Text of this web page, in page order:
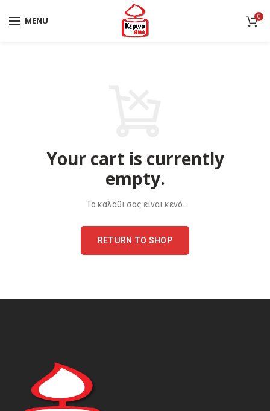
MENU 0
Your cart is currently
empty.
Το καλάθι σας είναι κενό.
RETURN TO SHOP